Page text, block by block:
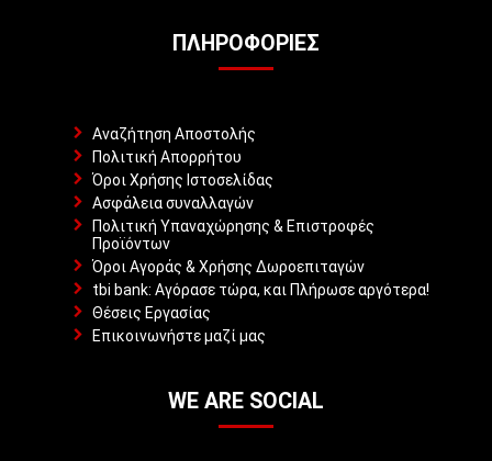
ΠΛΗΡΟΦΟΡΊΕΣ
Αναζήτηση Αποστολής
Πολιτική Απορρήτου
Όροι Χρήσης Ιστοσελίδας
Ασφάλεια συναλλαγών
Πολιτική Υπαναχώρησης & Επιστροφές
Προϊόντων
Όροι Αγοράς & Χρήσης Δωροεπιταγών
tbi bank: Αγόρασε τώρα, και Πλήρωσε αργότερα!
Θέσεις Εργασίας
Επικοινωνήστε μαζί μας
WE ARE SOCIAL